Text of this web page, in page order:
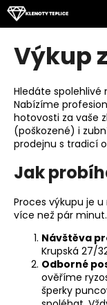
Přejít
na
obsah
Výkup
Hledáte
Nabízíme
hotovosti za vaše
(poškozené) i
prodejnu s tradicí
Jak
Proces výkupu je
více než pár
Návštěva
Krupská 27/
Odborné
ověříme
šperky
K
o
o
p
o
t
ř
e
b
u